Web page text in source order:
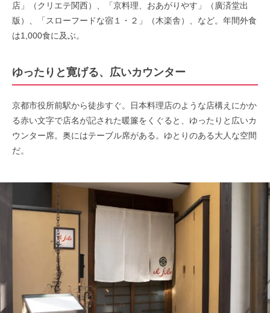
店」（クリエテ関西）、「京料理、おあがりやす」（廣済堂出
版）、「スローフードな宿１・２」（木楽舎）、など。年間外食
は1,000食に及ぶ。
ゆったりと寛げる、広いカウンター
京都市役所前駅から徒歩すぐ。日本料理店のような店構えにかか
る赤い文字で店名が記された暖簾をくぐると、ゆったりと広いカ
ウンター席。奥にはテーブル席がある。ゆとりのある大人な空間
だ。